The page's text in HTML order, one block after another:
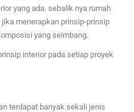
yang ada. sebalik nya rumah
menerapkan prinsip-prinsip
yang seimbang.
interior pada setiap proyek
terdapat banyak sekali jenis